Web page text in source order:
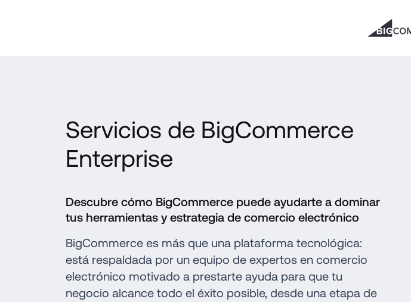
Servicios de BigCommerce
Enterprise
Descubre cómo BigCommerce puede ayudarte a dominar
tus herramientas y estrategia de comercio electrónico
BigCommerce es más que una plataforma tecnológica:
está respaldada por un equipo de expertos en comercio
electrónico motivado a prestarte ayuda para que tu
negocio alcance todo el éxito posible, desde una etapa de